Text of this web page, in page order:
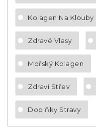
Kolagen Na Klouby
Zdravé Vlasy
Mořský Kolagen
Zdraví Střev
Doplňky Stravy